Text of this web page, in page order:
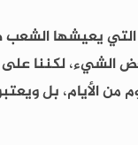
التي يعيشها
لكننا على
الأيام، بل